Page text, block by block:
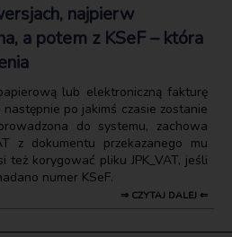
najpierw
a potem z KSeF – która
lub elektroniczną fakturę
po jakimś czasie zostanie
do systemu, zachowa
z dokumentu przekazanego mu
też korygować pliku JPK_VAT, jeśli
numer KSeF.
⇒ CZYTAJ DALEJ ⇐